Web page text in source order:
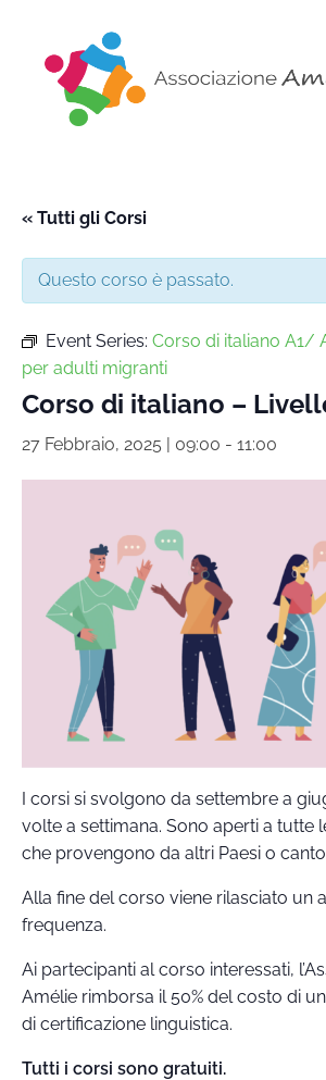
« Tutti gli Corsi
Questo corso è passato.
Event Series: Corso di italiano A1/
per adulti migranti
Corso di italiano –
27 Febbraio, 2025 | 09:00 - 11:00
I corsi si svolgono da settembre a
volte a settimana. Sono aperti a tutte
che provengono da altri Paesi o
Alla fine del corso viene rilasciato un
frequenza.
Ai partecipanti al corso interessati,
Amélie rimborsa il 50% del costo di
di certificazione linguistica.
Tutti i corsi sono gratuiti.